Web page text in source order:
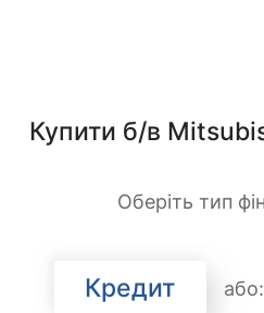
Купити б/в
Оберіть тип
Кредит або: